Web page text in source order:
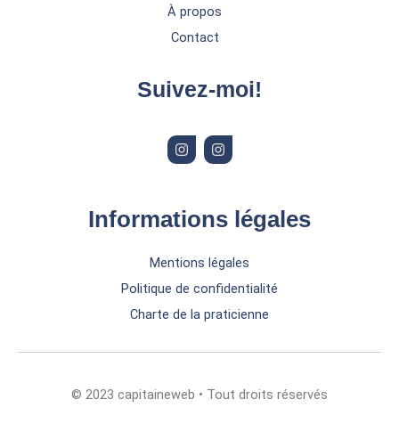
À propos
Contact
Suivez-moi!
n
s
t
r
a
n
s
t
r
a
Informations légales
Mentions légales
Politique de confidentialité
Charte de la praticienne
© 2023 capitaineweb • Tout droits réservés